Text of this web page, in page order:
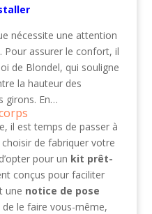
nécessite une attention
Pour assurer le confort, il
de Blondel, qui souligne
la hauteur des
girons. En…
il est temps de passer à
choisir de fabriquer votre
pour un kit prêt-
conçus pour faciliter
une notice de pose
de le faire vous-même,